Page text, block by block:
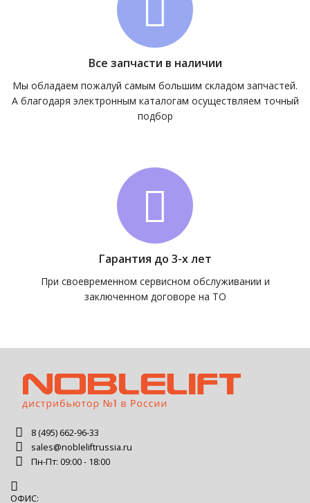
Все запчасти в наличии
Мы обладаем пожалуй самым большим складом запчастей.
А благодаря электронным каталогам осуществляем точный
подбор
Гарантия до 3-х лет
При своевременном сервисном обслуживании и
заключенном договоре на ТО
8 (495) 662-96-33
sales@nobleliftrussia.ru
Пн-Пт: 09:00 - 18:00
ОФИС: